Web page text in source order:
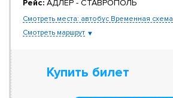
Рейс: АДЛЕР - СТАВРОПОЛЬ
Смотреть места: автобус Временная схема
Смотреть маршрут
Купить билет